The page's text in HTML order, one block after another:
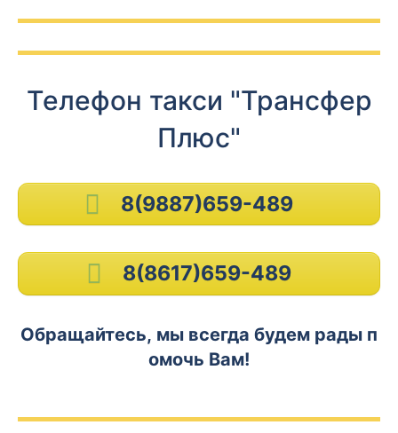
Телефон такси "Трансфер
Плюс"
8(9887)659-489
8(8617)659-489
Обращайтесь, мы всегда будем рады п
омочь Вам!